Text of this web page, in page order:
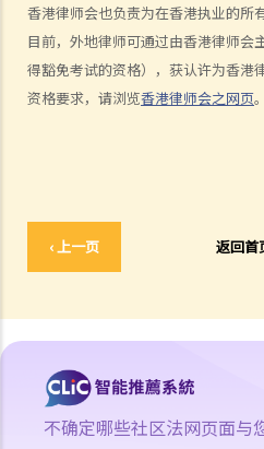
香港律师会也负责为在香港执业的所
目前，外地律师可通过由香港律师会
得豁免考试的资格），获认许为香港
资格要求，请浏览香港律师会之网页。
‹ 上一页 返回首
2. 谁人合资格担任陪审员?
3. 陪审员之职责是甚么？
1. 律师（又称事务律师）与大律师之主
2. 怎样能成为大律师？
3. 怎样能成为律师（事务律师）？
1. 仲裁是甚么？
2. 香港国际仲裁中心之简介
调解不确定哪些社区法网页面与